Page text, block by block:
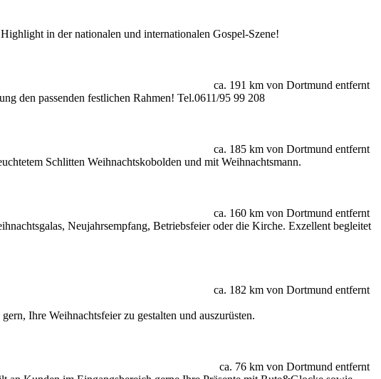
in der nationalen und internationalen Gospel-Szene!
ca. 191 km von Dortmund entfernt
den passenden festlichen Rahmen! Tel.0611/95 99 208
ca. 185 km von Dortmund entfernt
Schlitten Weihnachtskobolden und mit Weihnachtsmann.
ca. 160 km von Dortmund entfernt
Neujahrsempfang, Betriebsfeier oder die Kirche. Exzellent begleitet
ca. 182 km von Dortmund entfernt
Ihre Weihnachtsfeier zu gestalten und auszurüsten.
ca. 76 km von Dortmund entfernt